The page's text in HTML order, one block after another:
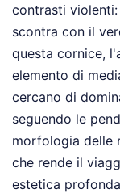
contrasti
scontra con il
questa cornice,
elemento di
cercano di
seguendo le
morfologia delle
che rende il
estetica